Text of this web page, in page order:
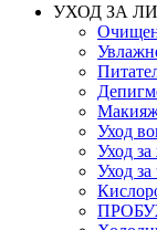
УХОД ЗА
Уход
Уход
Уход